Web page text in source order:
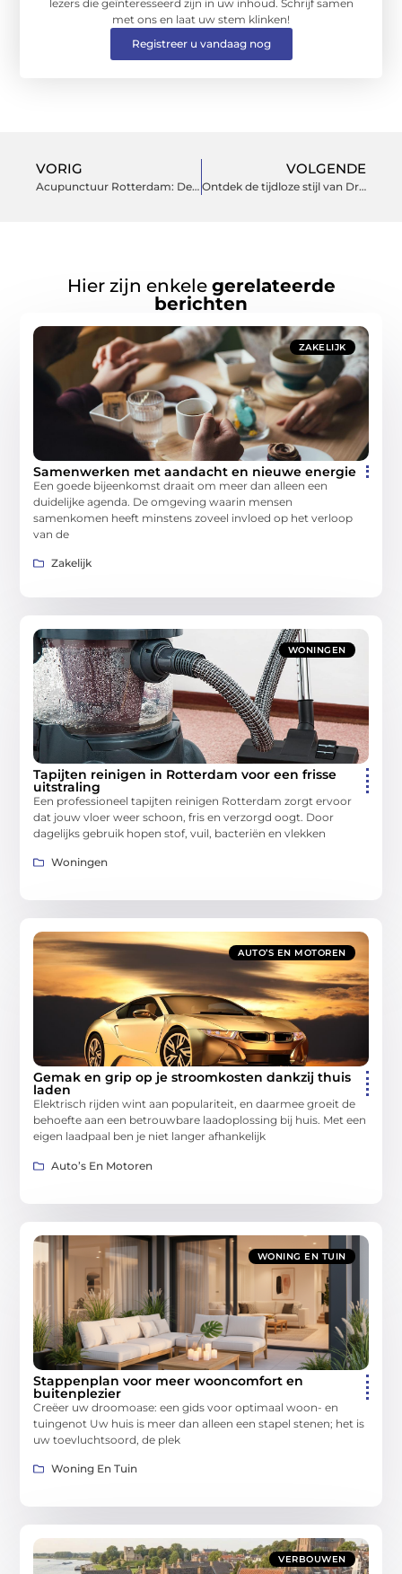
lezers die geïnteresseerd zijn in uw inhoud. Schrijf samen
met ons en laat uw stem klinken!
Registreer u vandaag nog
VORIG
Acupunctuur Rotterdam: De Waarheid Over Pijn Tijdens de Acupunctuur Behandeling
VOLGENDE
Ontdek de tijdloze stijl van Dr. Martens schoenen
Hier zijn enkele gerelateerde
berichten
ZAKELIJK
Samenwerken met aandacht en nieuwe energie
Een goede bijeenkomst draait om meer dan alleen een
duidelijke agenda. De omgeving waarin mensen
samenkomen heeft minstens zoveel invloed op het verloop
van de
Zakelijk
WONINGEN
Tapijten reinigen in Rotterdam voor een frisse
uitstraling
Een professioneel tapijten reinigen Rotterdam zorgt ervoor
dat jouw vloer weer schoon, fris en verzorgd oogt. Door
dagelijks gebruik hopen stof, vuil, bacteriën en vlekken
Woningen
AUTO’S EN MOTOREN
Gemak en grip op je stroomkosten dankzij thuis
laden
Elektrisch rijden wint aan populariteit, en daarmee groeit de
behoefte aan een betrouwbare laadoplossing bij huis. Met een
eigen laadpaal ben je niet langer afhankelijk
Auto’s En Motoren
WONING EN TUIN
Stappenplan voor meer wooncomfort en
buitenplezier
Creëer uw droomoase: een gids voor optimaal woon- en
tuingenot Uw huis is meer dan alleen een stapel stenen; het is
uw toevluchtsoord, de plek
Woning En Tuin
VERBOUWEN